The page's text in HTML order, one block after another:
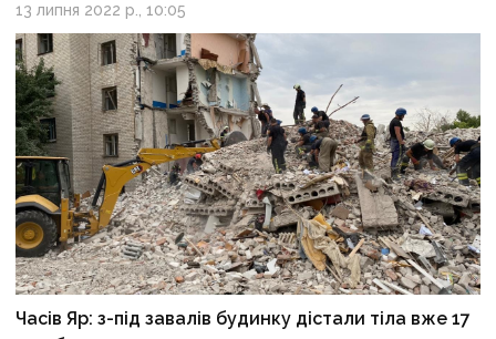
13 липня 2022 р., 10:05
Часів Яр: з-під завалів будинку дістали тіла вже 17